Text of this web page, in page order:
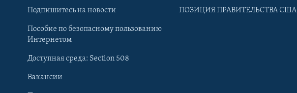
Learning English
Подпишитесь на новости
Пособие по безопасному пользованию
Интернетом
Доступная среда: Section 508
Вакансии
ПОЗИЦИЯ ПРАВИТЕЛЬСТВА США